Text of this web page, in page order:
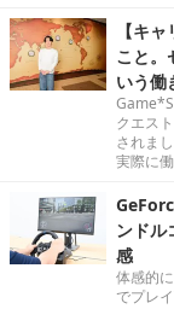
【キ
こと。
いう働
クエス
されま
実際に
ンドル
感
体感的
でプレ